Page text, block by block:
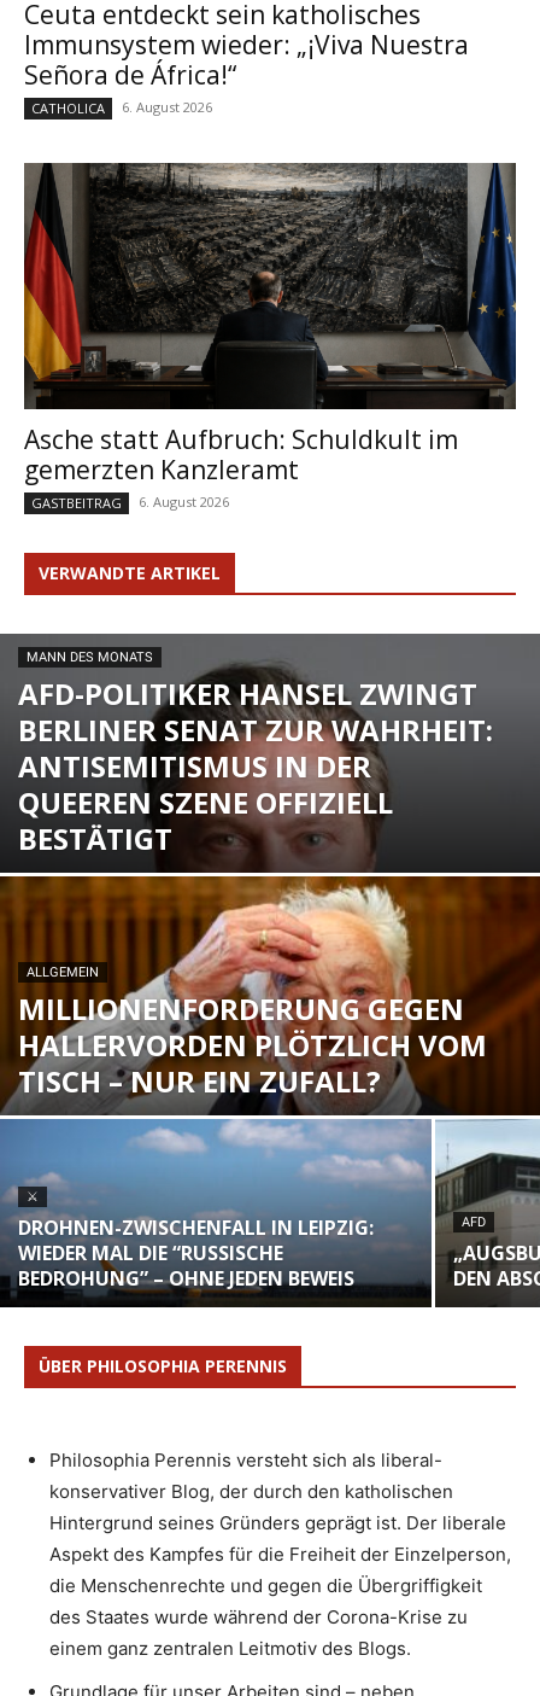
Ceuta entdeckt sein katholisches
Immunsystem wieder: „¡Viva Nuestra
Señora de África!“
CATHOLICA 6. August 2026
Asche statt Aufbruch: Schuldkult im
gemerzten Kanzleramt
GASTBEITRAG 6. August 2026
VERWANDTE ARTIKEL
MANN DES MONATS
AFD-POLITIKER HANSEL ZWINGT
BERLINER SENAT ZUR WAHRHEIT:
ANTISEMITISMUS IN DER
QUEEREN SZENE OFFIZIELL
BESTÄTIGT
ALLGEMEIN
MILLIONENFORDERUNG GEGEN
HALLERVORDEN PLÖTZLICH VOM
TISCH – NUR EIN ZUFALL?
⚔
DROHNEN-ZWISCHENFALL IN LEIPZIG:
WIEDER MAL DIE “RUSSISCHE
BEDROHUNG” – OHNE JEDEN BEWEIS
AFD
DEN
ÜBER PHILOSOPHIA PERENNIS
Philosophia Perennis versteht sich als liberal-
konservativer Blog, der durch den katholischen
Hintergrund seines Gründers geprägt ist. Der liberale
Aspekt des Kampfes für die Freiheit der Einzelperson,
die Menschenrechte und gegen die Übergriffigkeit
des Staates wurde während der Corona-Krise zu
einem ganz zentralen Leitmotiv des Blogs.